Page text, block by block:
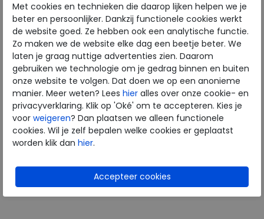
Waldlaufer
Holly basalt
wijdte Wijdtemaat H
€ 139,95
€ 83,97
Beschikbare maten
4,5 7
Waldlaufer
Holly marine
wijdte Wijdtemaat H
€ 139,95
€ 83,97
Beschikbare maten
4,5 7
Met cookies en technieken die daarop lijken helpen we je
beter en persoonlijker. Dankzij functionele cookies werkt
de website goed. Ze hebben ook een analytische functie.
Zo maken we de website elke dag een beetje beter. We
laten je graag nuttige advertenties zien. Daarom
gebruiken we technologie om je gedrag binnen en buiten
onze website te volgen. Dat doen we op een anonieme
manier. Meer weten? Lees hier alles over onze cookie- en
privacyverklaring. Klik op 'Oké' om te accepteren. Kies je
voor weigeren? Dan plaatsen we alleen functionele
cookies. Wil je zelf bepalen welke cookies er geplaatst
worden klik dan hier.